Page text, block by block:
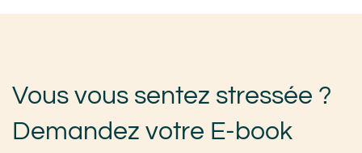
Vous vous sentez stressée ?
Demandez votre E-book